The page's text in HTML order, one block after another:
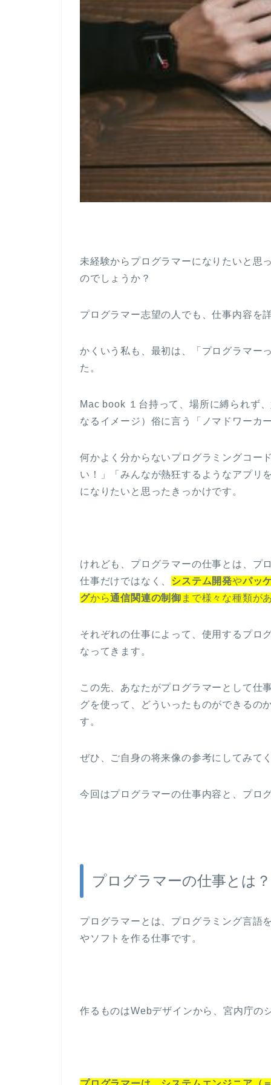
未経験からプログラマーになりたいと思
のでしょうか？
プログラマー志望の人でも、仕事内容を
かくいう私も、最初は、「プログラマー
た。
Mac book １台持って、場所に縛られず
なるイメージ）俗に言う「ノマドワーカ
何かよく分からないプログラミングコー
い！」「みんなが熱狂するようなアプリ
になりたいと思ったきっかけです。
けれども、プログラマーの仕事とは、プ
仕事だけではなく、
システム開発やパッ
グから通信関連の制御 まで様々な種類が
それぞれの仕事によって、使用するプロ
なってきます。
この先、あなたがプログラマーとして仕
グを使って、どういったものができるの
す。
ぜひ、ご自身の将来像の参考にしてみて
今回はプログラマーの仕事内容と、プロ
プログラマーの仕事とは？
プログラマーとは、プログラミング言語
やソフトを作る仕事です。
作るものはWebデザインから、宮内庁の